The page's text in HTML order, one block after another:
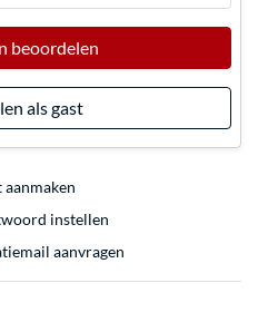
beoordelen
als gast
instellen
aanvragen